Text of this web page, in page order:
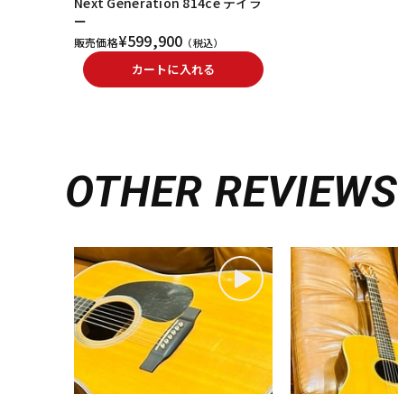
ー
販売価格¥599,900 （税込）
カートに入れる
OTHER REVIEWS